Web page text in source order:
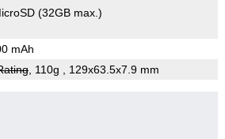
(32GB max.)
mAh
, 110g , 129x63.5x7.9 mm